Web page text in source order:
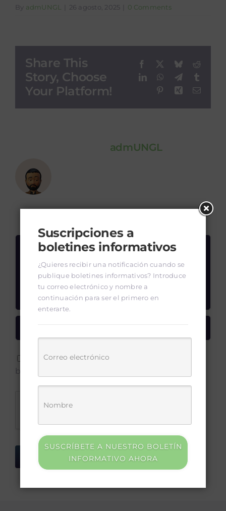
By admUNGL 26 agosto, 2025 0 Comments
Share This
Story, Choose
Your Platform!
Facebook BlueskyReddit
LinkedInWhatsApp
Telegram
PinterestXing Email
admUNGL
Comment
Save my name, email, and website in this
browser for the next time I comment.
Suscripciones a
boletines informativos
¿Quieres recibir una notificación cuando se
publique boletines informativos? Introduce
tu correo electrónico y nombre a
continuación para ser el primero en
enterarte.
SUSCRÍBETE A NUESTRO BOLETÍN
INFORMATIVO AHORA